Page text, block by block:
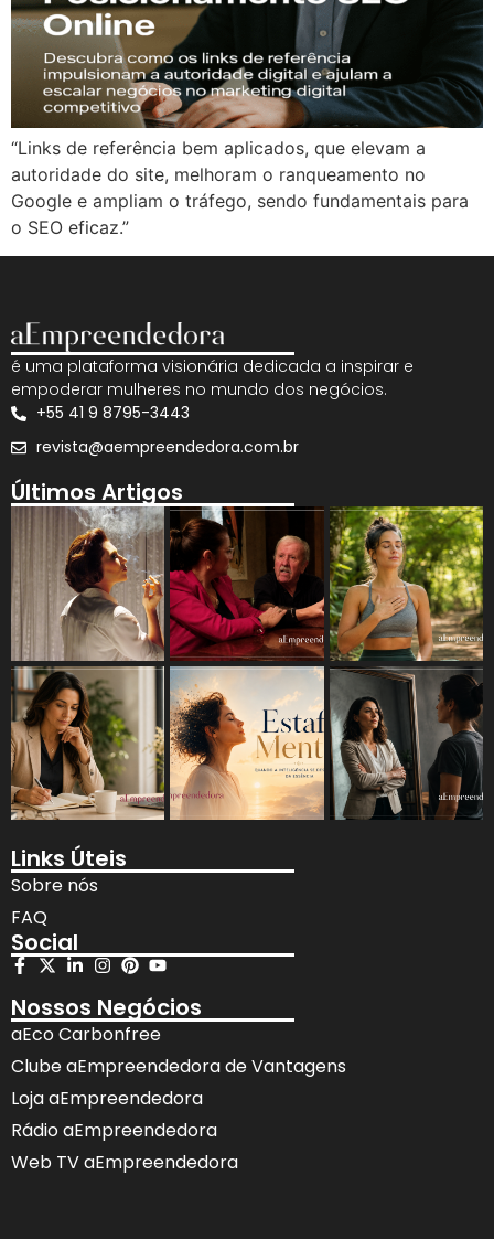
“Links de referência bem aplicados, que elevam a
autoridade do site, melhoram o ranqueamento no
Google e ampliam o tráfego, sendo fundamentais para
o SEO eficaz.”
é uma plataforma visionária dedicada a inspirar e
empoderar mulheres no mundo dos negócios.
+55 41 9 8795-3443
revista@aempreendedora.com.br
Últimos Artigos
Links Úteis
Sobre nós
FAQ
Social
Nossos Negócios
aEco Carbonfree
Clube aEmpreendedora de Vantagens
Loja aEmpreendedora
Rádio aEmpreendedora
Web TV aEmpreendedora